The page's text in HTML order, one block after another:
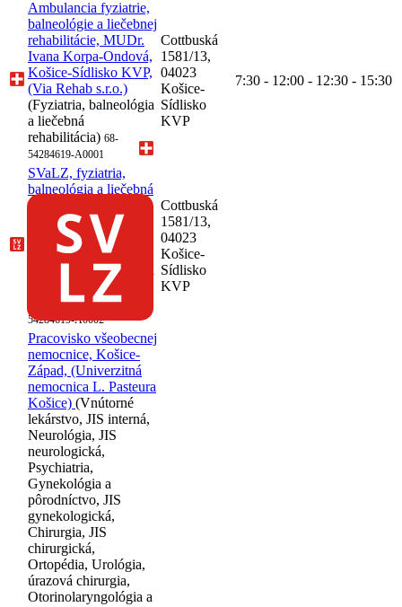
Ambulancia fyziatrie,
balneológie a liečebnej
rehabilitácie, MUDr.
Ivana Korpa-Ondová,
Košice-Sídlisko KVP,
(Via Rehab s.r.o.)
(Fyziatria, balneológia
a liečebná
rehabilitácia) 68-
54284619-A0001
Cottbuská
1581/13,
04023
Košice-
Sídlisko
KVP
7:30 - 12:00 - 12:30 - 15:30
SVaLZ, fyziatria,
balneológia a liečebná
rehabilitácia, MUDr.
Ivana Korpa-Ondová,
Košice-Sídlisko KVP,
(Via Rehab s.r.o.)
(Fyziatria, balneológia
rehabilitácia) 68-
54284619-A0002
Cottbuská
1581/13,
04023
Košice-
Sídlisko
KVP
Pracovisko všeobecnej
nemocnice, Košice-
Západ, (Univerzitná
nemocnica L. Pasteura
Košice) (Vnútorné
lekárstvo, JIS interná,
Neurológia, JIS
neurologická,
Psychiatria,
Gynekológia a
pôrodníctvo, JIS
gynekologická,
Chirurgia, JIS
chirurgická,
Ortopédia, Urológia,
úrazová chirurgia,
Otorinolaryngológia a